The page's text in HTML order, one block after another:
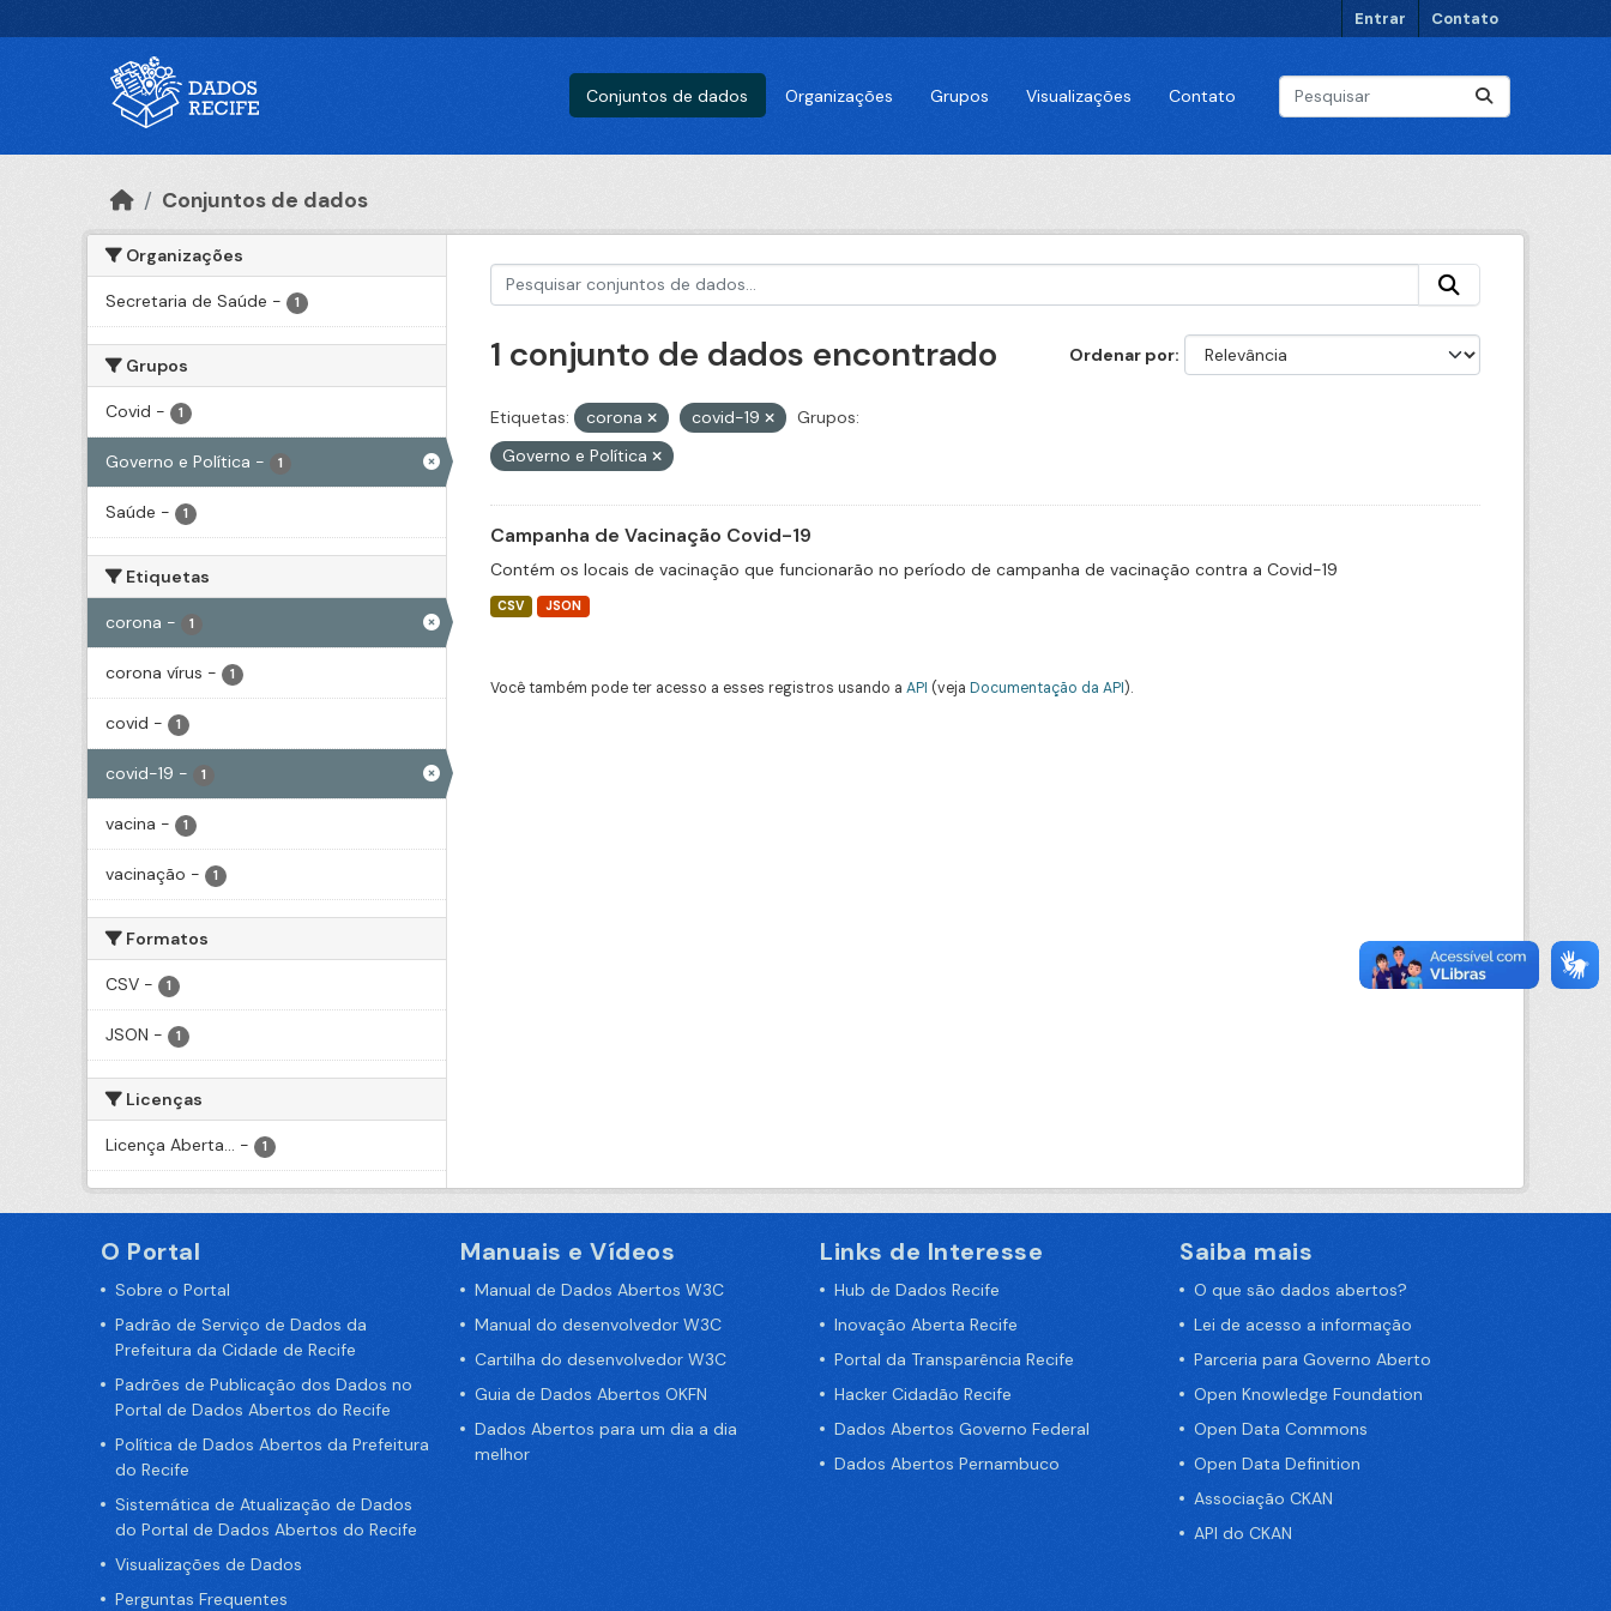
Entrar Contato
Conjuntos de dados Organizações Grupos Visualizações Contato
Conjuntos de dados
Organizações
Secretaria de Saúde - 1
Grupos
Covid - 1
Governo e Política - 1
Saúde - 1
Etiquetas
corona - 1
corona vírus - 1
covid - 1
covid-19 - 1
vacina - 1
vacinação - 1
Formatos
CSV - 1
JSON - 1
Licenças
Licença Aberta... - 1
Ordenar por
1 conjunto de dados encontrado
Etiquetas: corona covid-19
Grupos:
Governo e Política
Campanha de Vacinação Covid-19
Contém os locais de vacinação que funcionarão no período de campanha de vacinação contra a Covid-19
CSV JSON
Você também pode ter acesso a esses registros usando a API (veja Documentação da API).
O Portal
Sobre o Portal
Padrão de Serviço de Dados da
Prefeitura da Cidade de Recife
Padrões de Publicação dos Dados no
Portal de Dados Abertos do Recife
Política de Dados Abertos da Prefeitura
do Recife
Sistemática de Atualização de Dados
do Portal de Dados Abertos do Recife
Visualizações de Dados
Perguntas Frequentes
Manuais e Vídeos
Manual de Dados Abertos W3C
Manual do desenvolvedor W3C
Cartilha do desenvolvedor W3C
Guia de Dados Abertos OKFN
Dados Abertos para um dia a dia
melhor
Links de Interesse
Hub de Dados Recife
Inovação Aberta Recife
Portal da Transparência Recife
Hacker Cidadão Recife
Dados Abertos Governo Federal
Dados Abertos Pernambuco
Saiba mais
O que são dados abertos?
Lei de acesso a informação
Parceria para Governo Aberto
Open Knowledge Foundation
Open Data Commons
Open Data Definition
Associação CKAN
API do CKAN